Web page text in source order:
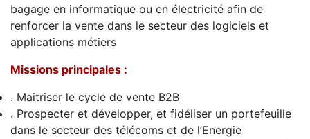
bagage en informatique ou en électricité afin de
renforcer la vente dans le secteur des logiciels et
applications métiers
Missions principales :
. Maitriser le cycle de vente B2B
. Prospecter et développer, et fidéliser un portefeuille
dans le secteur des télécoms et de l’Energie